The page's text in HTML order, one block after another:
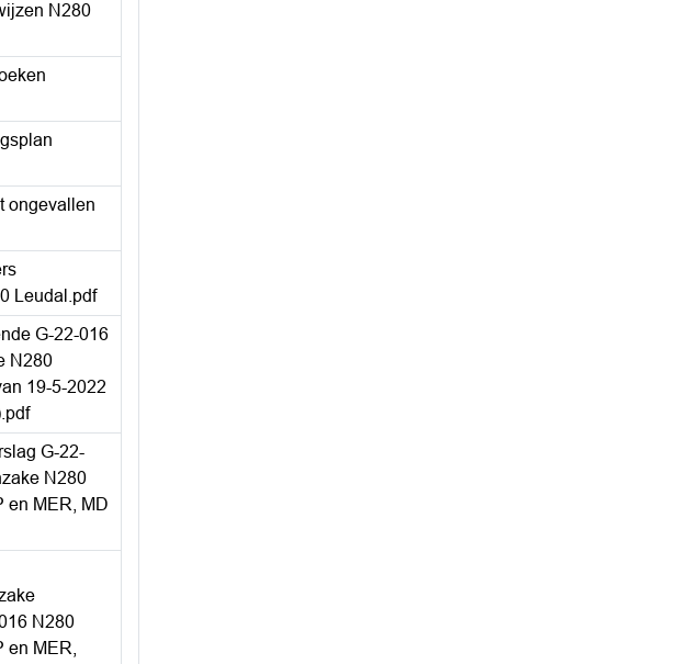
N280
ongevallen
Leudal.pdf
G-22-016
N280
19-5-2022
G-22-
N280
en MER, MD
N280
en MER,